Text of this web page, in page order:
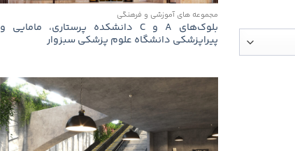
مجموعه های آموزشی و فرهنگی
بلوک‌های A و C دانشکده پرستاری، مامایی و
پیراپزشکی دانشگاه علوم پزشکی سبزوار